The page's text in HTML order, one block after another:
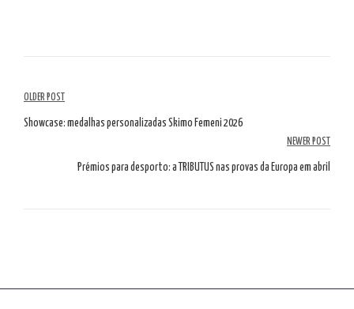
Navegación
por
artículos
OLDER POST
Showcase: medalhas personalizadas Skimo Femeni 2026
NEWER POST
Prémios para desporto: a TRIBUTUS nas provas da Europa em abril